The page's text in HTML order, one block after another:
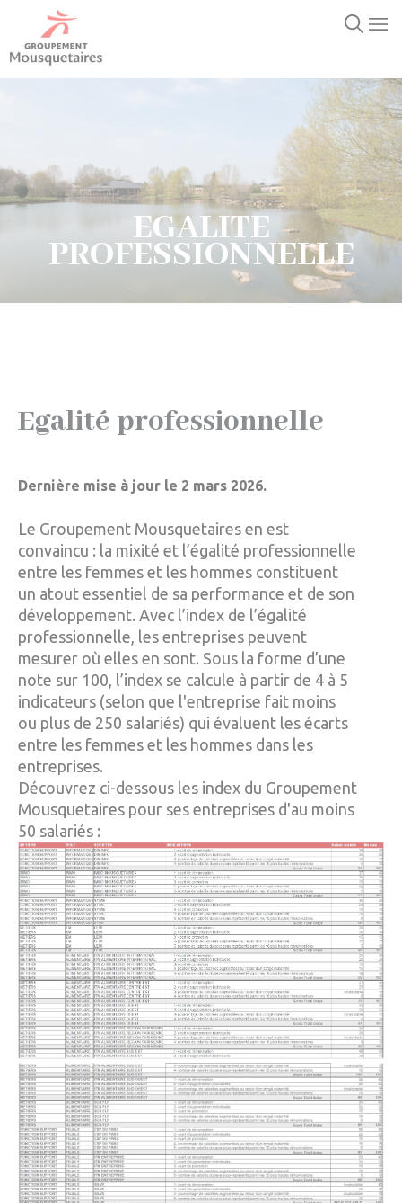
EGALITE
PROFESSIONNELLE
EGALITE
PROFESSIONNELLE
Egalité professionnelle
Dernière mise à jour le 2 mars 2026.
Le Groupement Mousquetaires en est
convaincu : la mixité et l’égalité professionnelle
entre les femmes et les hommes constituent
un atout essentiel de sa performance et de son
développement. Avec l’index de l’égalité
professionnelle, les entreprises peuvent
mesurer où elles en sont. Sous la forme d’une
note sur 100, l’index se calcule à partir de 4 à 5
indicateurs (selon que l'entreprise fait moins
ou plus de 250 salariés) qui évaluent les écarts
entre les femmes et les hommes dans les
entreprises.
Découvrez ci-dessous les index du Groupement
Mousquetaires pour ses entreprises d'au moins
50 salariés :